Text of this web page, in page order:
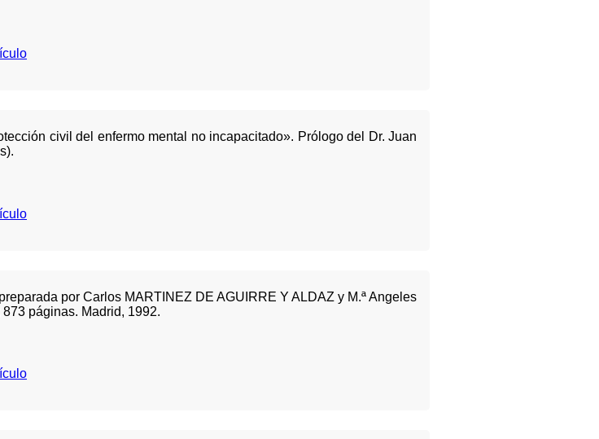
civil del enfermo mental no incapacitado». Prólogo del Dr. Juan
por Carlos MARTINEZ DE AGUIRRE Y ALDAZ y M.ª Angeles
páginas. Madrid, 1992.